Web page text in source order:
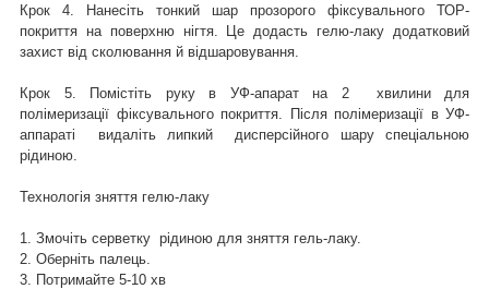
Крок 4. Нанесіть тонкий шар прозорого фіксувального ТОР-
покриття на поверхню нігтя. Це додасть гелю-лаку додатковий
захист від сколювання й відшаровування.
Крок 5. Помістіть руку в УФ-апарат на 2 хвилини для
полімеризації фіксувального покриття. Після полімеризації в УФ-
аппараті видаліть липкий дисперсійного шару спеціальною
рідиною.
Технологія зняття гелю-лаку
1. Змочіть серветку рідиною для зняття гель-лаку.
2. Оберніть палець.
3. Потримайте 5-10 хв